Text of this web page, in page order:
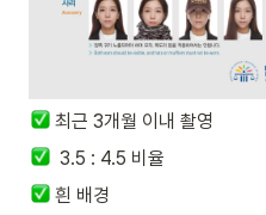
최근 3개월 이내 촬영
  3.5 : 4.5 비율
흰 배경